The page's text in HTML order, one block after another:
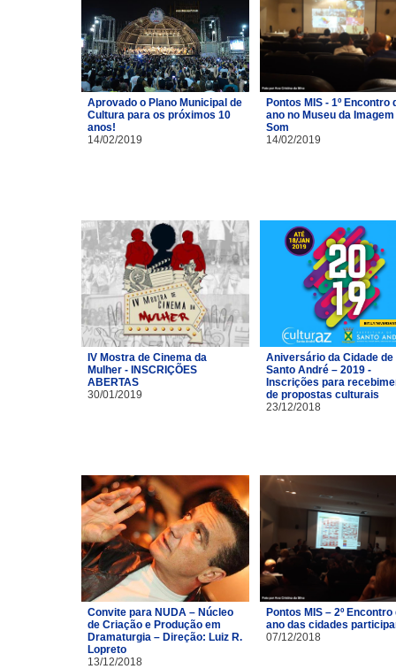
Aprovado o Plano Municipal de
Cultura para os próximos 10
anos!
14/02/2019
Pontos MIS - 1º Encontro
ano no Museu da Imagem
Som
14/02/2019
IV Mostra de Cinema da
Mulher - INSCRIÇÕES
ABERTAS
30/01/2019
Aniversário da Cidade de
Santo André – 2019 -
Inscrições para
de propostas culturais
23/12/2018
Convite para NUDA – Núcleo
de Criação e Produção em
Dramaturgia – Direção: Luiz R.
Lopreto
13/12/2018
Pontos MIS – 2º Encontro
ano das cidades
07/12/2018